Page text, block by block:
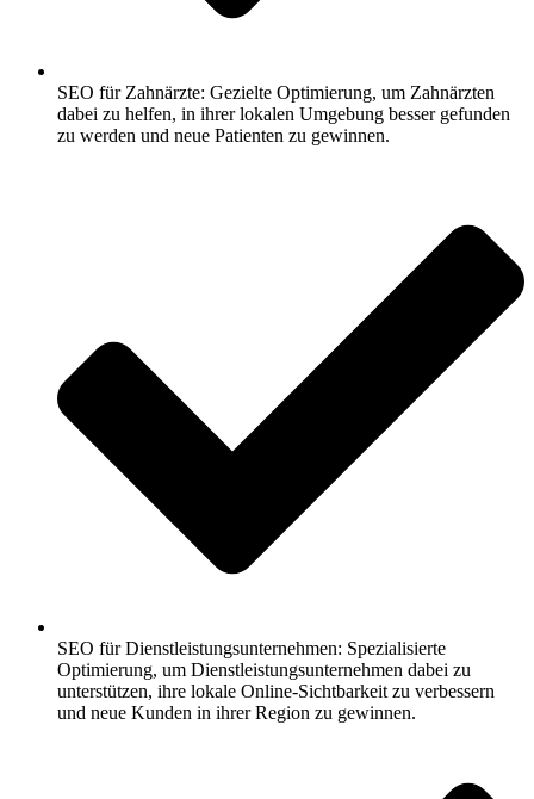
SEO für Zahnärzte: Gezielte Optimierung, um Zahnärzten
dabei zu helfen, in ihrer lokalen Umgebung besser gefunden
zu werden und neue Patienten zu gewinnen.
SEO für Dienstleistungsunternehmen: Spezialisierte
Optimierung, um Dienstleistungsunternehmen dabei zu
unterstützen, ihre lokale Online-Sichtbarkeit zu verbessern
und neue Kunden in ihrer Region zu gewinnen.